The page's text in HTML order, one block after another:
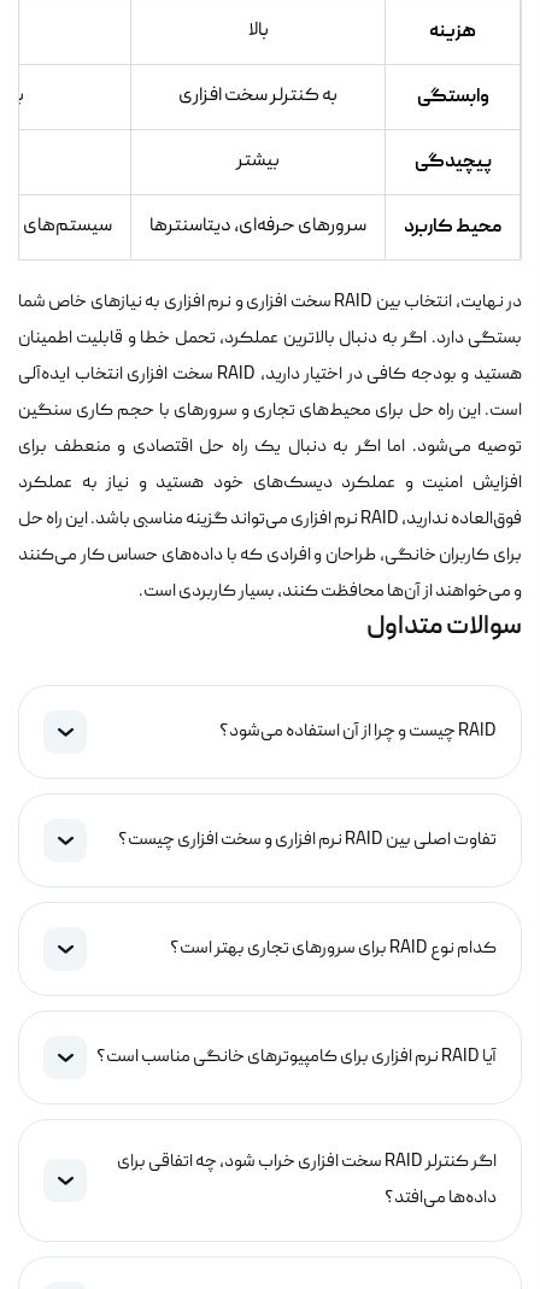
هزینه بالا
وابستگی به کنترلر سخت افزاری
پیچیدگی بیشتر
محیط کاربرد سرورهای حرفه‌ای، دیتاسنترها سیستم‌های
در نهایت، انتخاب بین RAID سخت افزاری و نرم افزاری به نیازهای خاص شما
بستگی دارد. اگر به دنبال بالاترین عملکرد، تحمل خطا و قابلیت اطمینان
هستید و بودجه کافی در اختیار دارید، RAID سخت افزاری انتخاب ایده‌آلی
است. این راه حل برای محیط‌های تجاری و سرورهای با حجم کاری سنگین
توصیه می‌شود. اما اگر به دنبال یک راه حل اقتصادی و منعطف برای
افزایش امنیت و عملکرد دیسک‌های خود هستید و نیاز به عملکرد
فوق‌العاده ندارید، RAID نرم افزاری می‌تواند گزینه مناسبی باشد. این راه حل
برای کاربران خانگی، طراحان و افرادی که با داده‌های حساس کار می‌کنند
و می‌خواهند از آن‌ها محافظت کنند، بسیار کاربردی است.
سوالات متداول
RAID چیست و چرا از آن استفاده می‌شود؟
تفاوت اصلی بین RAID نرم افزاری و سخت افزاری چیست؟
کدام نوع RAID برای سرورهای تجاری بهتر است؟
آیا RAID نرم افزاری برای کامپیوترهای خانگی مناسب است؟
اگر کنترلر RAID سخت افزاری خراب شود، چه اتفاقی برای
داده‌ها می‌افتد؟